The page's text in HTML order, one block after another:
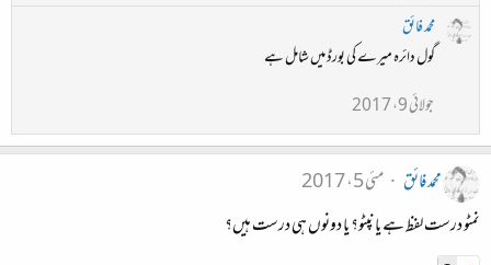
محمد فائق
گول دائرہ میرے کی بورڈ میں شامل ہے
جولائی 9، 2017
محمد فائق
مئی 5، 2017
نمٹو درست لفظ ہے یا نپٹو؟ یا دونوں ہی درست ہیں؟